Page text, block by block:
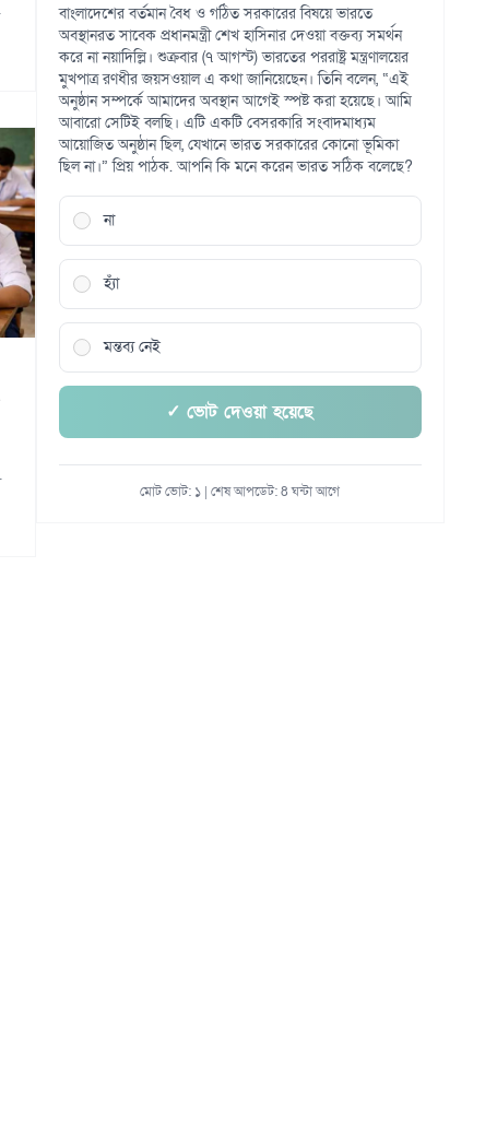
বাংলাদেশের বর্তমান বৈধ ও গঠিত সরকারের বিষয়ে ভারতে
অবস্থানরত সাবেক প্রধানমন্ত্রী শেখ হাসিনার দেওয়া বক্তব্য সমর্থন
করে না নয়াদিল্লি। শুক্রবার (৭ আগস্ট) ভারতের পররাষ্ট্র মন্ত্রণালয়ের
মুখপাত্র রণধীর জয়সওয়াল এ কথা জানিয়েছেন। তিনি বলেন, “এই
অনুষ্ঠান সম্পর্কে আমাদের অবস্থান আগেই স্পষ্ট করা হয়েছে। আমি
আবারো সেটিই বলছি। এটি একটি বেসরকারি সংবাদমাধ্যম
আয়োজিত অনুষ্ঠান ছিল, যেখানে ভারত সরকারের কোনো ভূমিকা
ছিল না।” প্রিয় পাঠক. আপনি কি মনে করেন ভারত সঠিক বলেছে?
না
হ্যাঁ
মন্তব্য নেই
✓ ভোট দেওয়া হয়েছে
মোট ভোট: ১ | শেষ আপডেট: 8 ঘন্টা আগে